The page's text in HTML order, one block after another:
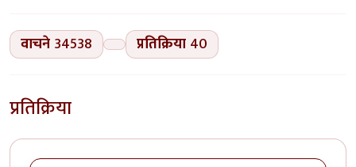
वाचने 34538 प्रतिक्रिया 40
प्रतिक्रिया